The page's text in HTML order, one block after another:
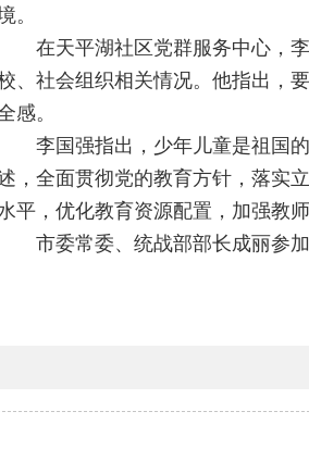
。
在天平湖社区党群服务中心，
、社会组织相关情况。他指出，
感。
李国强指出，少年儿童是祖国
，全面贯彻党的教育方针，落实
平，优化教育资源配置，加强教
市委常委、统战部部长成丽参加